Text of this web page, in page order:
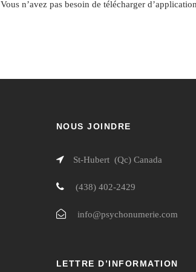
Vous n’avez pas besoin de télécharger
NOUS JOINDRE
St-Hubert (Qc) Canada
(438) 402-2429
info@psychonumerie.com
LETTRE D’INFORMATION